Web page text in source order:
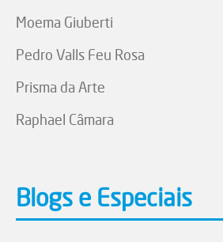
Moema Giuberti
Pedro Valls Feu Rosa
Prisma da Arte
Raphael Câmara
Blogs e Especiais